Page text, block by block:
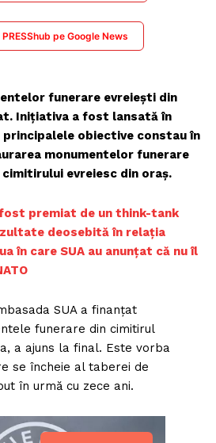
pe Google News
funerare evreiești din
Inițiativa a fost lansată în
principalele obiective constau în
monumentelor funerare
evreiesc din oraș.
premiat de un think-tank
deosebită în relația
în care SUA au anunțat că nu îl
SUA a finanțat
funerare din cimitirul
a ajuns la final. Este vorba
se încheie al taberei de
în urmă cu zece ani.